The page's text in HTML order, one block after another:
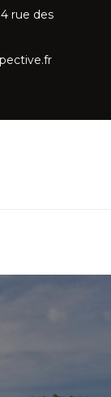
rue des